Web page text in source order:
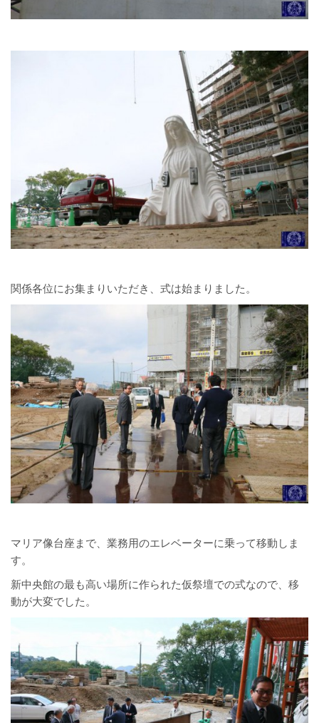
関係各位にお集まりいただき、式は始まりました。
マリア像台座まで、業務用のエレベーターに乗って移動しま
す。
新中央館の最も高い場所に作られた仮祭壇での式なので、移
動が大変でした。